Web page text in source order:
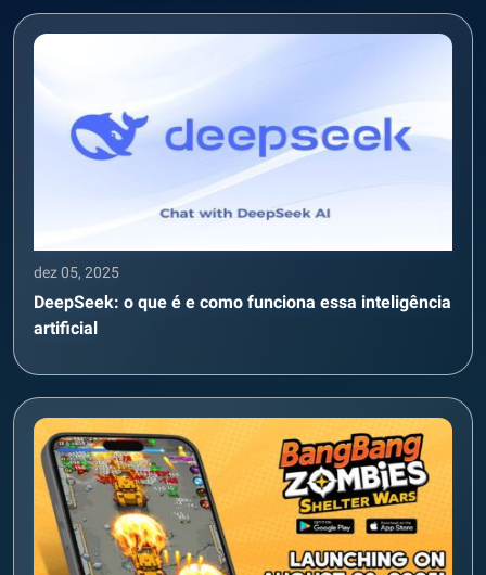
dez 05, 2025
DeepSeek: o que é e como funciona essa inteligência
artificial